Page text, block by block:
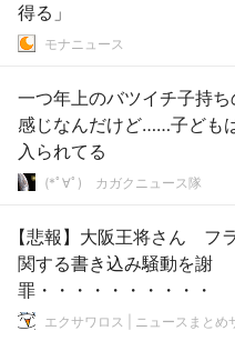
得る」
モナニュース
一つ年上のバツイチ子持
感じなんだけど……子ども
入られてる
(*ﾟ∀ﾟ)ゞカガクニュース隊
【悲報】大阪王将さん フ
関する書き込み騒動を謝
罪・・・・・・・・・・
エクサワロス | ニュースまとめ